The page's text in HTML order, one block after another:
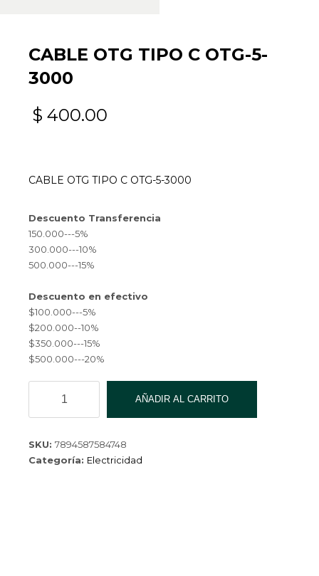
CABLE OTG TIPO C OTG-5-
3000
$ 400.00
CABLE OTG TIPO C OTG-5-3000
Descuento Transferencia
150.000---5%
300.000---10%
500.000---15%
Descuento en efectivo
$100.000---5%
$200.000--10%
$350.000---15%
$500.000---20%
TIPO
OTG-
5-
AÑADIR AL CARRITO
SKU: 7894587584748
Categoría: Electricidad